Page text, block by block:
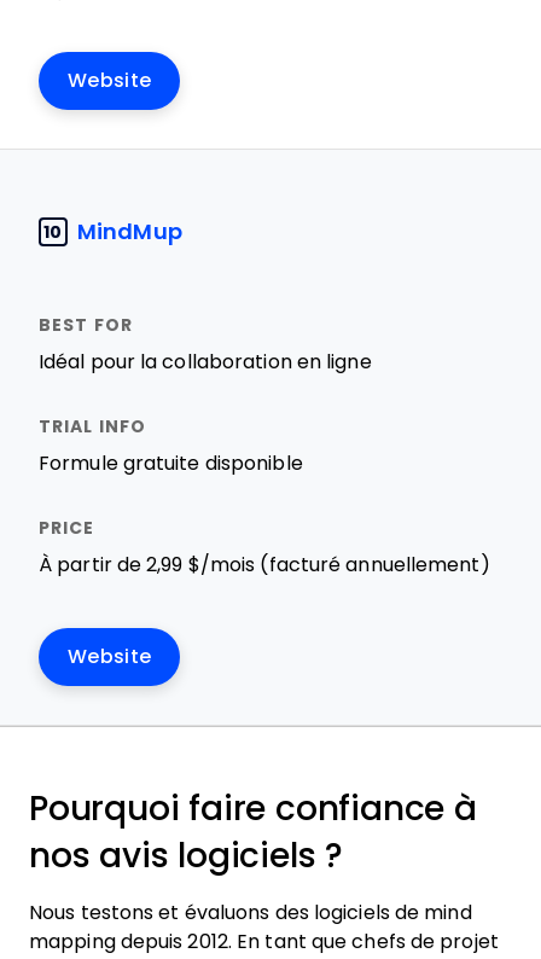
Website
10 MindMup
Idéal pour la collaboration en ligne
Formule gratuite disponible
À partir de 2,99 $/mois (facturé annuellement)
Website
Pourquoi faire confiance à
nos avis logiciels ?
Nous testons et évaluons des logiciels de mind
mapping depuis 2012. En tant que chefs de projet